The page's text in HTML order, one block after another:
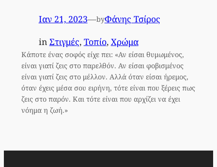
Ιαν 21, 2023—byΦάνης Τσίρος
in Στιγμές, Τοπίο, Χρώμα
Κάποτε ένας σοφός είχε πει: «Αν είσαι θυμωμένος,
είναι γιατί ζεις στο παρελθόν. Αν είσαι φοβισμένος
είναι γιατί ζεις στο μέλλον. Αλλά όταν είσαι ήρεμος,
όταν έχεις μέσα σου ειρήνη, τότε είναι που ξέρεις πως
ζεις στο παρόν. Και τότε είναι που αρχίζει να έχει
νόημα η ζωή.»